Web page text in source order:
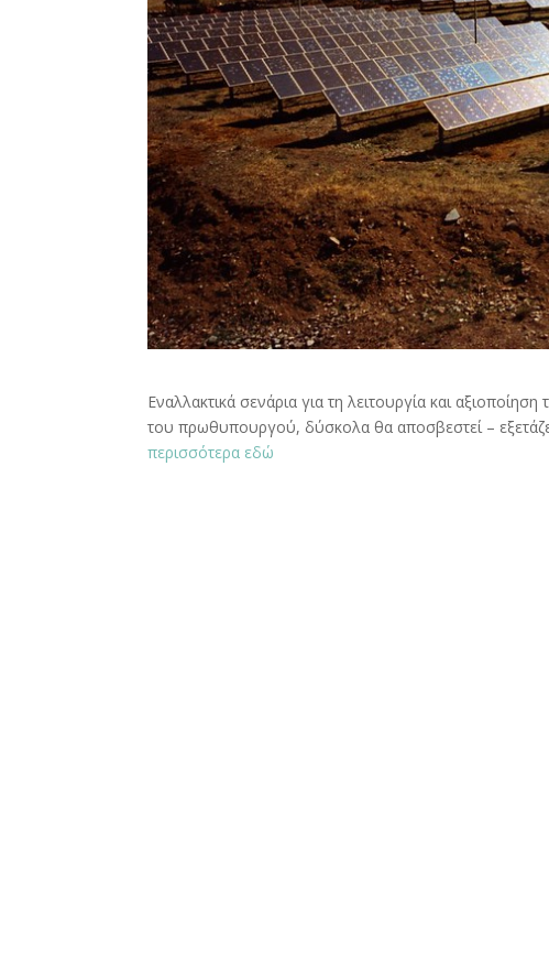
Εναλλακτικά σενάρια για τη λειτουργία και
του πρωθυπουργού, δύσκολα θα αποσβεστεί –
περισσότερα εδώ